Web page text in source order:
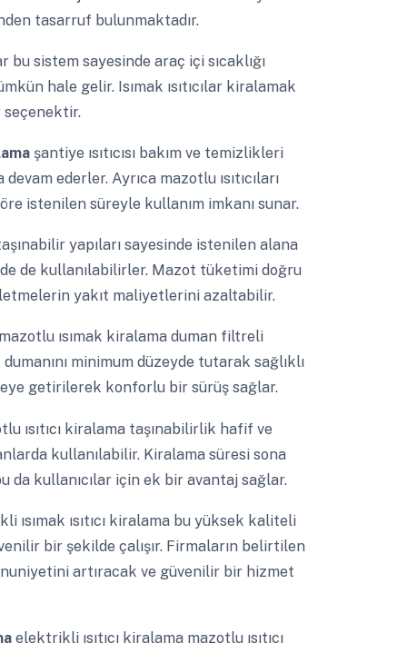
tasarruf bulunmaktadır.
bu sistem sayesinde araç içi sıcaklığı
hale gelir. Isımak ısıtıcılar kiralamak
seçenektir.
şantiye ısıtıcısı bakım ve temizlikleri
ederler. Ayrıca mazotlu ısıtıcıları
istenilen süreyle kullanım imkanı sunar.
yapıları sayesinde istenilen alana
de kullanılabilirler. Mazot tüketimi doğru
yakıt maliyetlerini azaltabilir.
ısımak kiralama duman filtreli
minimum düzeyde tutarak sağlıklı
getirilerek konforlu bir sürüş sağlar.
ısıtıcı kiralama taşınabilirlik hafif ve
kullanılabilir. Kiralama süresi sona
da kullanıcılar için ek bir avantaj sağlar.
ısımak ısıtıcı kiralama bu yüksek kaliteli
bir şekilde çalışır. Firmaların belirtilen
artıracak ve güvenilir bir hizmet
elektrikli ısıtıcı kiralama mazotlu ısıtıcı